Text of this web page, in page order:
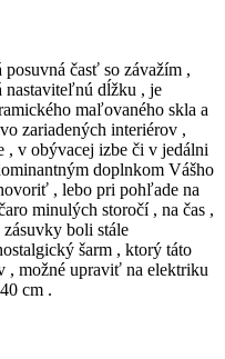
časť so závažím ,
nastaviteľnú dĺžku , je
maľovaného skla a
zariadených interiérov ,
, v obývacej izbe či v jedálni
doplnkom Vášho
, lebo pri pohľade na
minulých storočí , na čas ,
boli stále
šarm , ktorý táto
, možné upraviť na elektriku
cm .